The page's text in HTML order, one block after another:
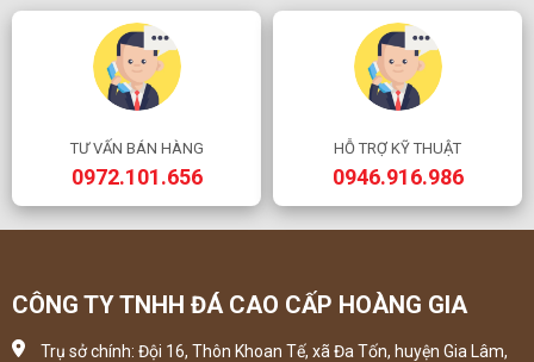
TƯ VẤN BÁN HÀNG
0972.101.656
HỖ TRỢ KỸ THUẬT
0946.916.986
CÔNG TY TNHH ĐÁ CAO CẤP HOÀNG GIA
Trụ sở chính: Đội 16, Thôn Khoan Tế, xã Đa Tốn, huyện Gia Lâm,